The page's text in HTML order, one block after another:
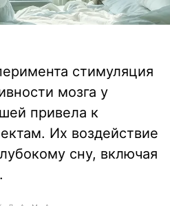
стимуляция
мозга у
привела к
Их воздействие
сну, включая